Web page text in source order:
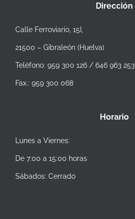
Dirección
Calle Ferroviario, 15I,
21500 – Gibraleón (Huelva)
Teléfono: 959 300 126 / 646 963 253
Fax.: 959 300 068
Horario
Lunes a Viernes:
De 7:00 a 15:00 horas
Sábados: Cerrado